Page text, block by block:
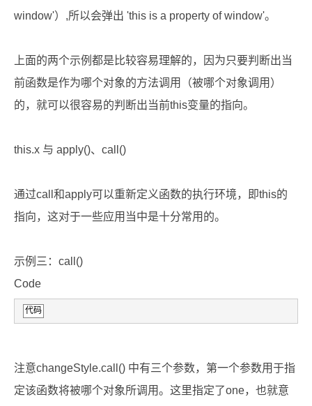
window'）,所以会弹出 'this is a property of window'。
上面的两个示例都是比较容易理解的，因为只要判断出当
前函数是作为哪个对象的方法调用（被哪个对象调用）
的，就可以很容易的判断出当前this变量的指向。
this.x 与 apply()、call()
通过call和apply可以重新定义函数的执行环境，即this的
指向，这对于一些应用当中是十分常用的。
示例三：call()
Code
代码
注意changeStyle.call() 中有三个参数，第一个参数用于指
定该函数将被哪个对象所调用。这里指定了one，也就意